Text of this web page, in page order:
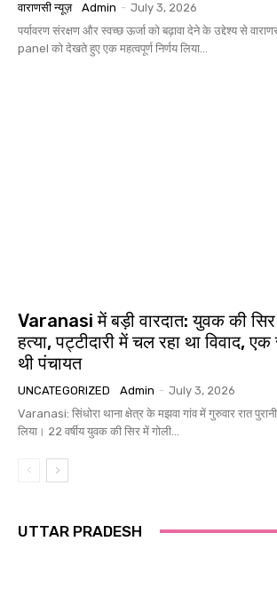
वाराणसी न्यूज़ Admin - July 3, 2026
पर्यावरण संरक्षण और स्वच्छ ऊर्जा को बढ़ावा देने के उद्देश्य से
panel को देखते हुए एक महत्वपूर्ण निर्णय लिया...
Varanasi में बड़ी वारदात: युवक की सिर
हत्या, पट्टीदारी में चल रहा था विवाद,
थी पंचायत
UNCATEGORIZED Admin - July 3, 2026
Varanasi: सिंधोरा थाना क्षेत्र के मझवा गांव में गुरुवार रात
लिया। 22 वर्षीय युवक की सिर में गोली...
UTTAR PRADESH